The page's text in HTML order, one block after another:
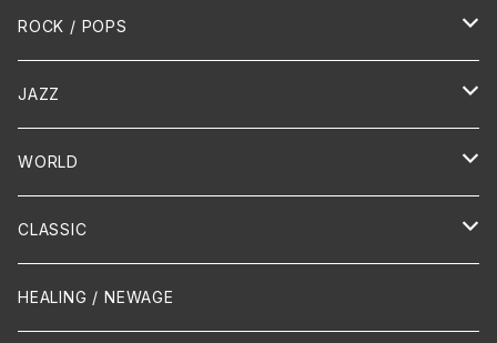
HR/HM
演歌 / 歌謡曲
PUNK/HARDCORE
Hip-Hop/Dancehall Reggae
ROCK / POPS
Oldies
HR/HM
JAZZ
Vocal
Piano
Crossover / Fusion
WORLD
HAWAIIAN
Chanson
CLASSIC
Piano
HEALING / NEWAGE